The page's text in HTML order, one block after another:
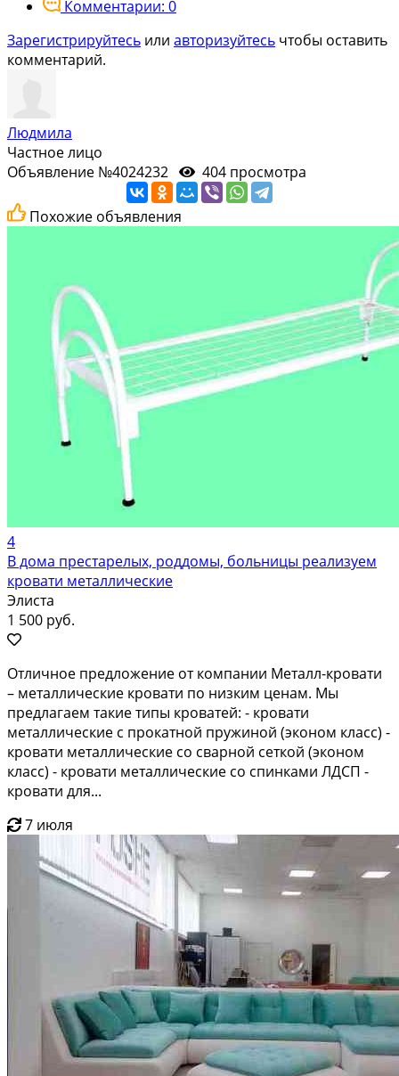
Комментарии: 0
Зарегистрируйтесь или авторизуйтесь чтобы оставить
комментарий.
Людмила
Частное лицо
Объявление №4024232
404 просмотра
Похожие объявления
4
В дома престарелых, роддомы, больницы реализуем
кровати металлические
Элиста
1 500 руб.
Отличное предложение от компании Металл-кровати
– металлические кровати по низким ценам. Мы
предлагаем такие типы кроватей: - кровати
металлические с прокатной пружиной (эконом класс) -
кровати металлические со сварной сеткой (эконом
класс) - кровати металлические со спинками ЛДСП -
кровати для...
7 июля